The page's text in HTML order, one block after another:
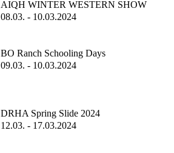
AIQH WINTER WESTERN SHOW
08.03. - 10.03.2024
BO Ranch Schooling Days
09.03. - 10.03.2024
DRHA Spring Slide 2024
12.03. - 17.03.2024